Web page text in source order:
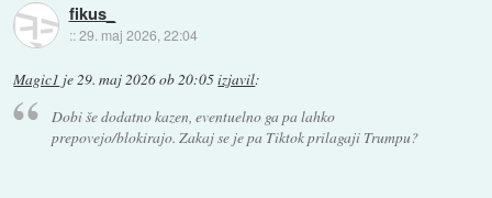
fikus_
::29. maj 2026, 22:04
Magic1 je29. maj 2026 ob 20:05izjavil:
Dobi še dodatno kazen, eventuelno ga pa lahko
prepovejo/blokirajo. Zakaj se je pa Tiktok prilagaji Trumpu?